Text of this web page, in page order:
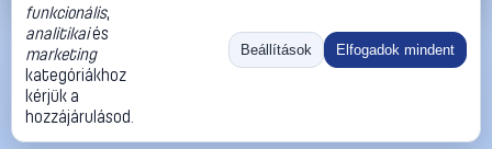
«
Ugrás:
Méret:
Rendezés:
©2026
ThermoScope
ÁSZF
Cégbemutató
funkcionális,
analitikaiés
marketing
kategóriákhoz
kérjük a
hozzájárulásod.
Beállítások Elfogadok mindent